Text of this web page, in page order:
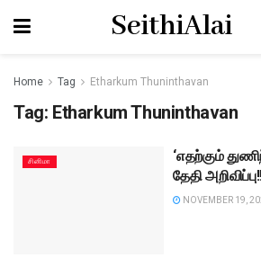
SeithiAlai
Home Tag Etharkum Thuninthavan
Tag: Etharkum Thuninthavan
சினிமா
‘எதற்கும்
தேதி
NOVEMBER 19,